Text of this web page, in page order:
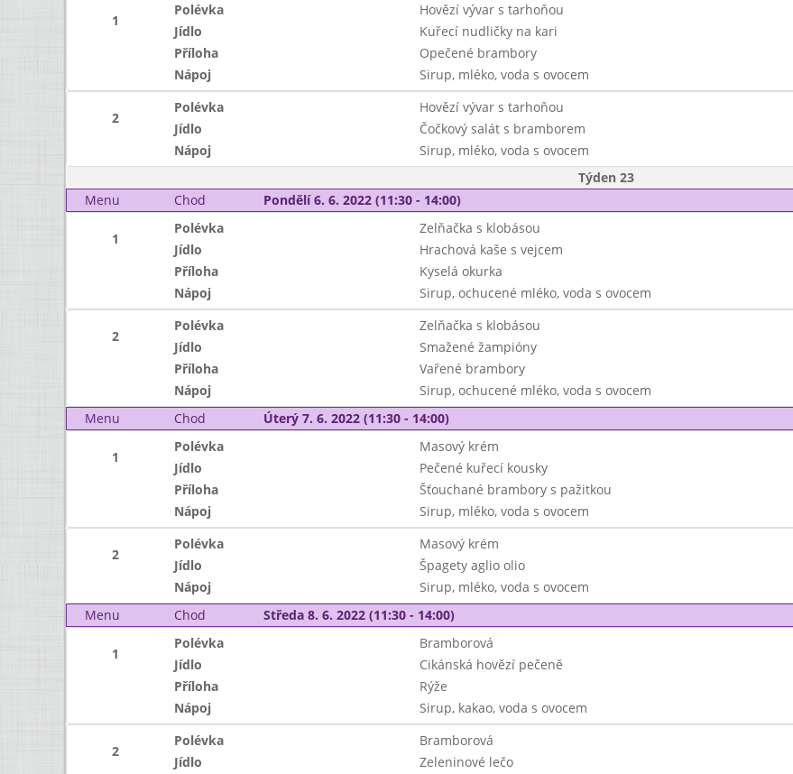
1
Polévka Hovězí vývar s tarhoňou
Jídlo
Kuřecí nudličky na kari
Příloha
Opečené brambory
Nápoj
Sirup, mléko, voda s ovocem
2
Polévka Hovězí vývar s tarhoňou
Jídlo
Čočkový salát s bramborem
Nápoj
Sirup, mléko, voda s ovocem
Týden 23
Menu
Chod Pondělí 6. 6. 2022 (11:30 - 14:00)
1
Polévka Zelňačka s klobásou
Jídlo
Hrachová kaše s vejcem
Příloha
Kyselá okurka
Nápoj
Sirup, ochucené mléko, voda s ovocem
2
Polévka Zelňačka s klobásou
Jídlo
Smažené žampióny
Příloha
Vařené brambory
Nápoj
Sirup, ochucené mléko, voda s ovocem
Menu
Chod Úterý 7. 6. 2022 (11:30 - 14:00)
1
Polévka Masový krém
Jídlo
Pečené kuřecí kousky
Příloha
Šťouchané brambory s pažitkou
Nápoj
Sirup, mléko, voda s ovocem
2
Polévka Masový krém
Jídlo
Špagety aglio olio
Nápoj
Sirup, mléko, voda s ovocem
Menu
Chod Středa 8. 6. 2022 (11:30 - 14:00)
1
Polévka Bramborová
Jídlo
Cikánská hovězí pečeně
Příloha
Rýže
Nápoj
Sirup, kakao, voda s ovocem
2
Polévka Bramborová
Jídlo
Zeleninové lečo